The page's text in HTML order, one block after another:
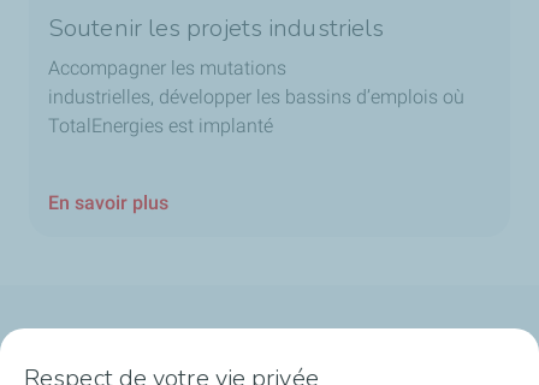
Soutenir les projets industriels
Accompagner les mutations
industrielles, développer les bassins d’emplois où
TotalEnergies est implanté
En savoir plus
Respect de votre vie privée